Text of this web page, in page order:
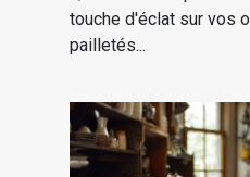
touche d'éclat sur vos
pailletés...